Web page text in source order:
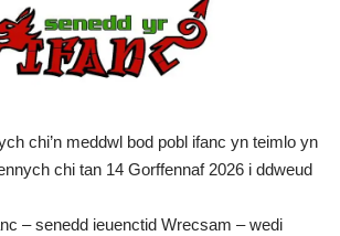
chi’n meddwl bod pobl ifanc yn teimlo yn
chi tan 14 Gorffennaf 2026 i ddweud
– senedd ieuenctid Wrecsam – wedi